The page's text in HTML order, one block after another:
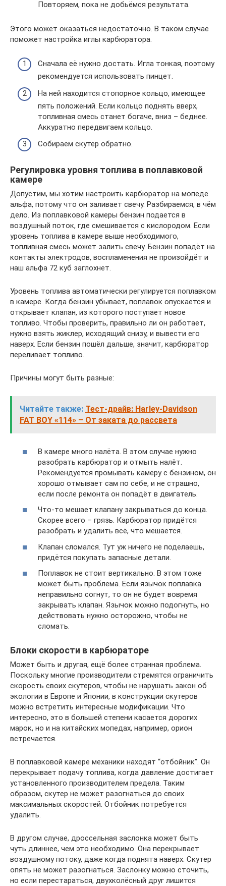
Повторяем, пока не добьёмся результата.
Этого может оказаться недостаточно. В таком случае
поможет настройка иглы карбюратора.
Сначала её нужно достать. Игла тонкая, поэтому
рекомендуется использовать пинцет.
На ней находится стопорное кольцо, имеющее
пять положений. Если кольцо поднять вверх,
топливная смесь станет богаче, вниз – беднее.
Аккуратно передвигаем кольцо.
Собираем скутер обратно.
Регулировка уровня топлива в поплавковой
камере
Допустим, мы хотим настроить карбюратор на мопеде
альфа, потому что он заливает свечу. Разбираемся, в чём
дело. Из поплавковой камеры бензин подается в
воздушный поток, где смешивается с кислородом. Если
уровень топлива в камере выше необходимого,
топливная смесь может залить свечу. Бензин попадёт на
контакты электродов, воспламенения не произойдёт и
наш альфа 72 куб заглохнет.
Уровень топлива автоматически регулируется поплавком
в камере. Когда бензин убывает, поплавок опускается и
открывает клапан, из которого поступает новое
топливо. Чтобы проверить, правильно ли он работает,
нужно взять жиклер, исходящий снизу, и вывести его
наверх. Если бензин пошёл дальше, значит, карбюратор
переливает топливо.
Причины могут быть разные:
Читайте также: Тест-драйв: Harley-Davidson
FAT BOY «114» – От заката до рассвета
В камере много налёта. В этом случае нужно
разобрать карбюратор и отмыть налёт.
Рекомендуется промывать камеру с бензином, он
хорошо отмывает сам по себе, и не страшно,
если после ремонта он попадёт в двигатель.
Что-то мешает клапану закрываться до конца.
Скорее всего – грязь. Карбюратор придётся
разобрать и удалить всё, что мешается.
Клапан сломался. Тут уж ничего не поделаешь,
придётся покупать запасные детали.
Поплавок не стоит вертикально. В этом тоже
может быть проблема. Если язычок поплавка
неправильно согнут, то он не будет вовремя
закрывать клапан. Язычок можно подогнуть, но
действовать нужно осторожно, чтобы не
сломать.
Блоки скорости в карбюраторе
Может быть и другая, ещё более странная проблема.
Поскольку многие производители стремятся ограничить
скорость своих скутеров, чтобы не нарушать закон об
экологии в Европе и Японии, в конструкции скутеров
можно встретить интересные модификации. Что
интересно, это в большей степени касается дорогих
марок, но и на китайских мопедах, например, орион
встречается.
В поплавковой камере механики находят “отбойник”. Он
перекрывает подачу топлива, когда давление достигает
установленного производителем предела. Таким
образом, скутер не может разогнаться до своих
максимальных скоростей. Отбойник потребуется
удалить.
В другом случае, дроссельная заслонка может быть
чуть длиннее, чем это необходимо. Она перекрывает
воздушному потоку, даже когда поднята наверх. Скутер
опять не может разогнаться. Заслонку можно сточить,
но если перестараться, двухколёсный друг лишится